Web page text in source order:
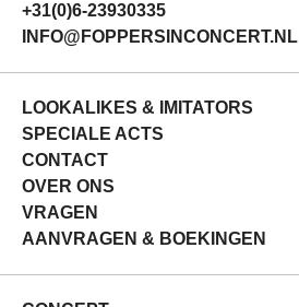
+31(0)6-23930335
INFO@FOPPERSINCONCERT.NL
LOOKALIKES & IMITATORS
SPECIALE ACTS
CONTACT
OVER ONS
VRAGEN
AANVRAGEN & BOEKINGEN